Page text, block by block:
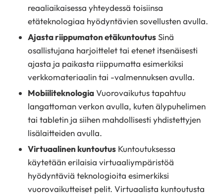
reaaliaikaisessa yhteydessä toisiinsa
etäteknologiaa hyödyntävien sovellusten avulla.
Ajasta riippumaton etäkuntoutusSinä
osallistujana harjoittelet tai etenet itsenäisesti
ajasta ja paikasta riippumatta esimerkiksi
verkkomateriaalin tai -valmennuksen avulla.
MobiiliteknologiaVuorovaikutus tapahtuu
langattoman verkon avulla, kuten älypuhelimen
tai tabletin ja siihen mahdollisesti yhdistettyjen
lisälaitteiden avulla.
Virtuaalinen kuntoutus Kuntoutuksessa
käytetään erilaisia virtuaaliympäristöä
hyödyntäviä teknologioita esimerkiksi
vuorovaikutteiset pelit. Virtuaalista kuntoutusta